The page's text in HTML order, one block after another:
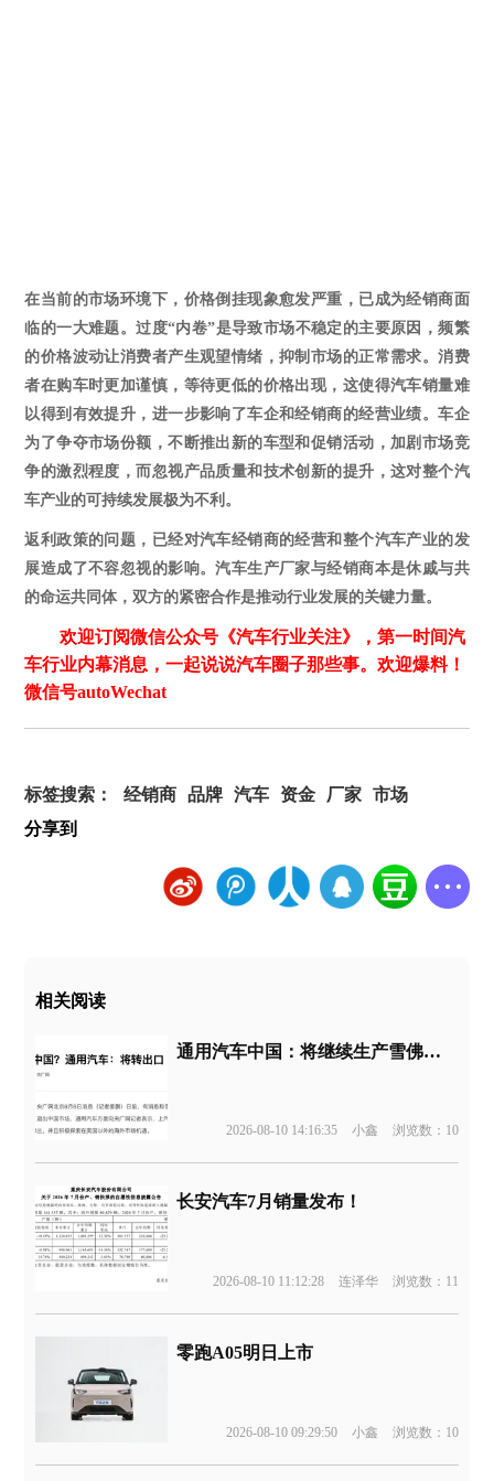
在当前的市场环境下，价格倒挂现象愈发严重，已成为经销商面
临的一大难题。过度“内卷”是导致市场不稳定 的主要原因，频繁
的价格波动让消费者产生观望情绪，抑制市场的正常需求。消费
者在购车时更加谨慎，等待更低的价格出现，这使得汽车销量难
以得到有效提升，进一步影响了车企和经销商的经营业绩。车企
为了争夺市场份额，不断推出新的车型和促销活动，加剧市场竞
争的激烈程度，而忽视产品质量和技术创新的提升，这对整个汽
车产业的可持续发展极为不利。
返利政策的问题，已经对汽车经销商的经营和整个汽车产业的发
展造成了不容忽视的影响。汽车生产厂家与经销商本是休戚与共
的命运共同体，双方的紧密合作是推动行业发展的关键力量。
欢迎订阅微信公众号《汽车行业关注》，第一时间汽
车行业内幕消息，一起说说汽车圈子那些事。欢迎爆料！
微信号autoWechat
标签搜索： 经销商 品牌 汽车 资金 厂家
市场
分享到
相关阅读
通用汽车中国：将继续生产雪佛兰产品，转为出口
2026-08-10 14:16:35 小鑫 浏览数：10
长安汽车7月销量发布！
2026-08-10 11:12:28 连泽华 浏览数：11
零跑A05明日上市
2026-08-10 09:29:50 小鑫 浏览数：10